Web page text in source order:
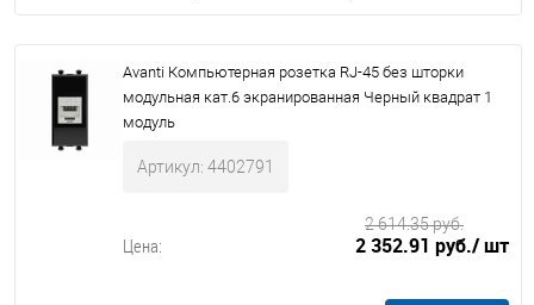
Avanti Компьютерная розетка RJ-45 без шторки
модульная кат.6 экранированная Черный квадрат 1
модуль
Артикул: 4402791
Цена: 2 352.91 руб./ шт
2 614.35 руб.